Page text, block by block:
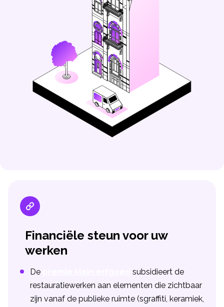
Financiële steun voor uw
werken
De
subsidieert de
restauratiewerken aan elementen die zichtbaar
zijn vanaf de publieke ruimte (sgraffiti, keramiek,